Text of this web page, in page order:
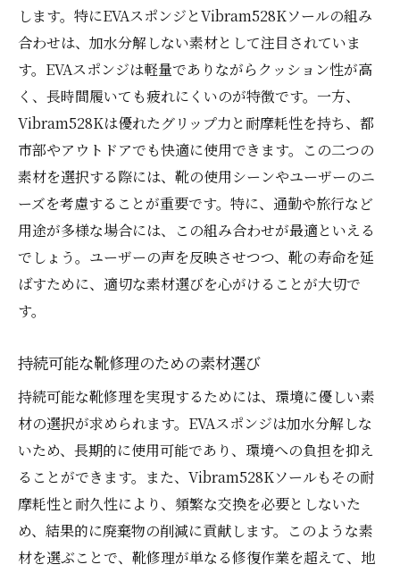
します。特にEVAスポンジとVibram528Kソールの組み
合わせは、加水分解しない素材として注目されていま
す。EVAスポンジは軽量でありながらクッション性が高
く、長時間履いても疲れにくいのが特徴です。一方、
Vibram528Kは優れたグリップ力と耐摩耗性を持ち、都
市部やアウトドアでも快適に使用できます。この二つの
素材を選択する際には、靴の使用シーンやユーザーのニ
ーズを考慮することが重要です。特に、通勤や旅行など
用途が多様な場合には、この組み合わせが最適といえる
でしょう。ユーザーの声を反映させつつ、靴の寿命を延
ばすために、適切な素材選びを心がけることが大切で
す。
持続可能な靴修理のための素材選び
持続可能な靴修理を実現するためには、環境に優しい素
材の選択が求められます。EVAスポンジは加水分解しな
いため、長期的に使用可能であり、環境への負担を抑え
ることができます。また、Vibram528Kソールもその耐
摩耗性と耐久性により、頻繁な交換を必要としないた
め、結果的に廃棄物の削減に貢献します。このような素
材を選ぶことで、靴修理が単なる修復作業を超えて、地